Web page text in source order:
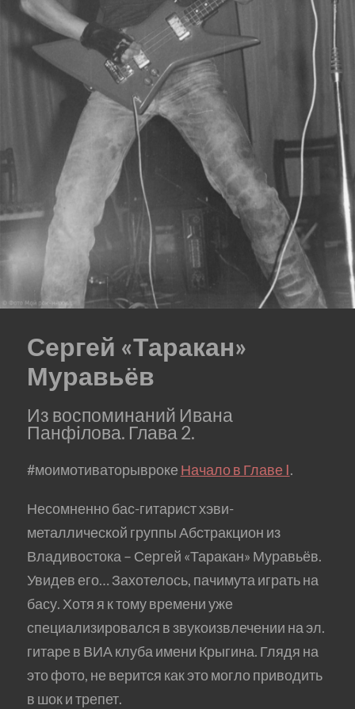
Сергей «Таракан»
Муравьёв
Из воспоминаний Ивана
Панфiлова. Глава 2.
#моимотиваторывроке Начало в Главе I.
Несомненно бас-гитарист хэви-
металлической группы Абстракцион из
Владивостока – Сергей «Таракан» Муравьёв.
Увидев его… Захотелось, пачимута играть на
басу. Хотя я к тому времени уже
специализировался в звукоизвлечении на эл.
гитаре в ВИА клуба имени Крыгина. Глядя на
это фото, не верится как это могло приводить
в шок и трепет.